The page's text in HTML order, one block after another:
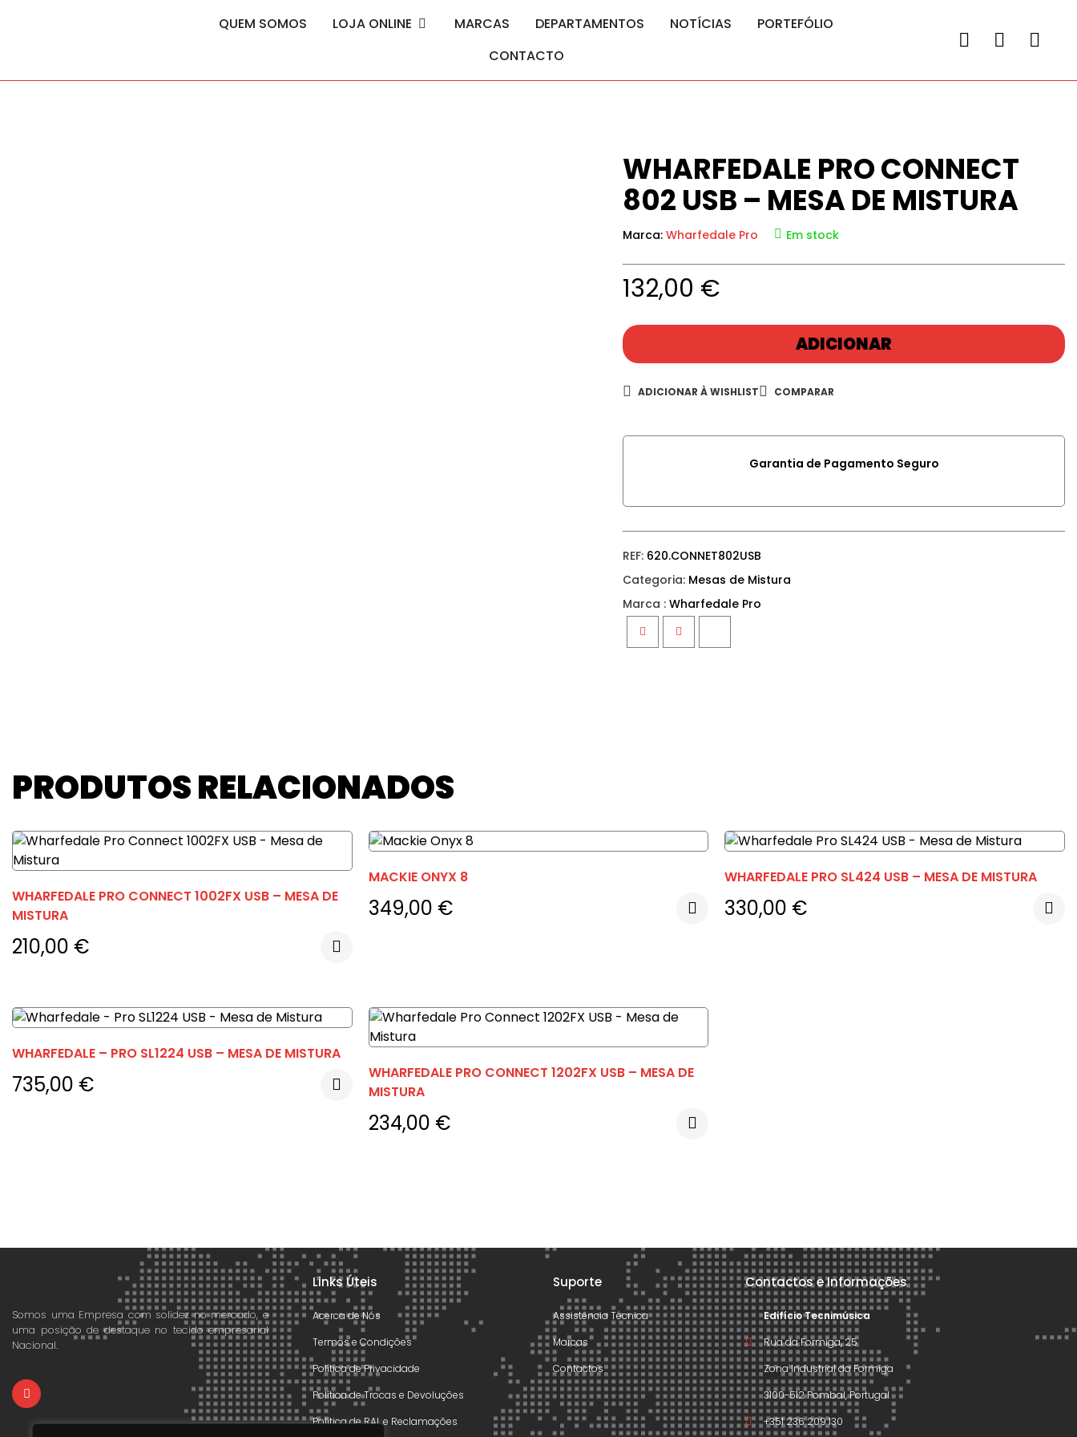
QUEM SOMOS LOJA ONLINE MARCAS DEPARTAMENTOS NOTÍCIAS
PORTEFÓLIO
CONTACTO
WHARFEDALE PRO CONNECT
802 USB – MESA DE MISTURA
Marca:Wharfedale Pro Em stock
132,00 €
ADICIONAR
ADICIONAR À WISHLIST COMPARAR
Garantia de Pagamento Seguro
REF: 620.CONNET802USB
Categoria: Mesas de Mistura
Marca :Wharfedale Pro
FacebookTwitterGoogle+
PRODUTOS RELACIONADOS
WHARFEDALE PRO CONNECT 1002FX USB – MESA DE
MISTURA
210,00 €
MACKIE ONYX 8
349,00 €
WHARFEDALE PRO SL424 USB – MESA DE MISTURA
330,00 €
WHARFEDALE – PRO SL1224 USB – MESA DE MISTURA
735,00 €
WHARFEDALE PRO CONNECT 1202FX USB – MESA DE
MISTURA
234,00 €
Somos uma Empresa com solidez no mercado, e
uma posição de destaque no tecido empresarial
Nacional.
Links Úteis
Acerca de Nós
Termos e Condições
Política de Privacidade
Política de Trocas e Devoluções
Política de RAL e Reclamações
Suporte
Assistência Técnica
Marcas
Contactos
Contactos e Informações
Edifício Tecnimúsica
Rua da Formiga, 25
Zona Industrial da Formiga
3100-512 Pombal, Portugal
+351 236 209 130